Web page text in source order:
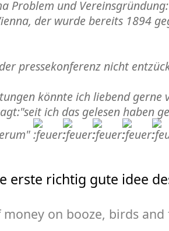
Problem und
der wurde bereits 1894
pressekonferenz nicht
könnte ich liebend gerne
ich das gelesen haben
erste richtig gute idee
on booze, birds